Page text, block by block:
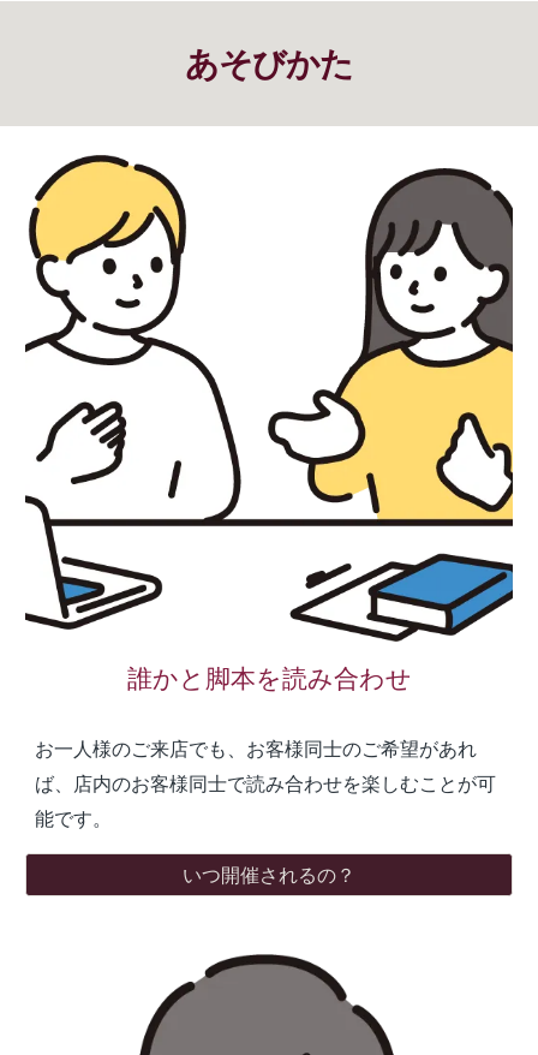
あそびかた
誰かと脚本を読み合わせ
お一人様のご来店でも、お客様同士のご希望があれ
ば、店内のお客様同士で読み合わせを楽しむことが可
能です。
いつ開催されるの？